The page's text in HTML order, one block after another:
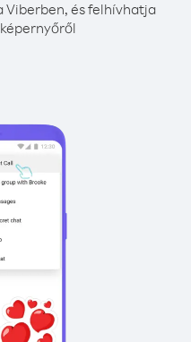
Viberben, és felhívhatja